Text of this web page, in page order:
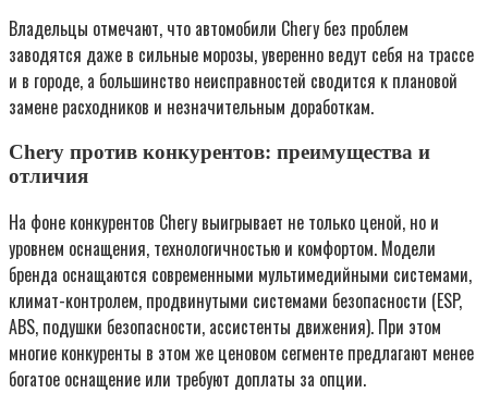
Владельцы отмечают, что автомобили Chery без проблем
заводятся даже в сильные морозы, уверенно ведут себя на трассе
и в городе, а большинство неисправностей сводится к плановой
замене расходников и незначительным доработкам.
Chery против конкурентов: преимущества и
отличия
На фоне конкурентов Chery выигрывает не только ценой, но и
уровнем оснащения, технологичностью и комфортом. Модели
бренда оснащаются современными мультимедийными системами,
климат-контролем, продвинутыми системами безопасности (ESP,
ABS, подушки безопасности, ассистенты движения). При этом
многие конкуренты в этом же ценовом сегменте предлагают менее
богатое оснащение или требуют доплаты за опции.